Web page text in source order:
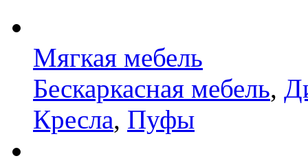
Мягкая мебель
Бескаркасная мебель,
Кресла, Пуфы